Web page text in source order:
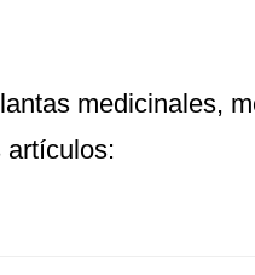
medicinales,
artículos: